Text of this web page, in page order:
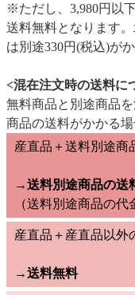
※ただし、3,980円以
送料無料となります
は別途330円(税込)が
<混在注文時の送料に
無料商品と別途商品
商品の送料がかかる場
産直品＋送料別途商
→送料別途商品の送
（送料別途商品の代
産直品＋産直品以外
→送料無料